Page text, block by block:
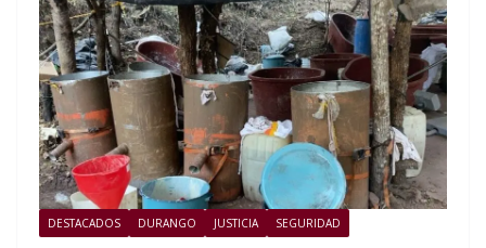
DESTACADOS DURANGO JUSTICIA SEGURIDAD